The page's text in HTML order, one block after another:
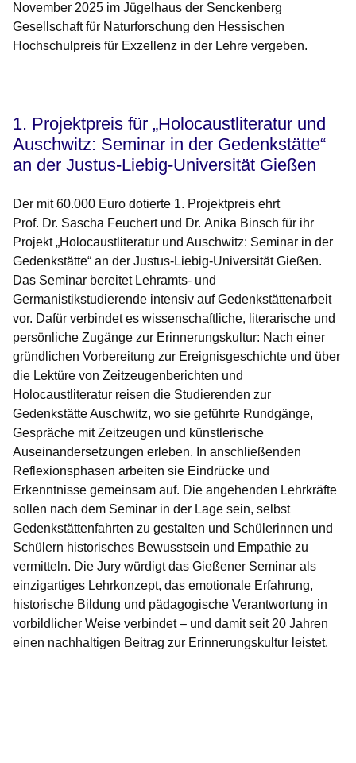
November 2025 im Jügelhaus der Senckenberg
Gesellschaft für Naturforschung den Hessischen
Hochschulpreis für Exzellenz in der Lehre vergeben.
1. Projektpreis für „Holocaustliteratur und
Auschwitz: Seminar in der Gedenkstätte“
an der Justus-Liebig-Universität Gießen
Der mit 60.000 Euro dotierte 1. Projektpreis ehrt
Prof. Dr. Sascha Feuchert und Dr. Anika Binsch für ihr
Projekt „Holocaustliteratur und Auschwitz: Seminar in der
Gedenkstätte“ an der Justus-Liebig-Universität Gießen.
Das Seminar bereitet Lehramts- und
Germanistikstudierende intensiv auf Gedenkstättenarbeit
vor. Dafür verbindet es wissenschaftliche, literarische und
persönliche Zugänge zur Erinnerungskultur: Nach einer
gründlichen Vorbereitung zur Ereignisgeschichte und über
die Lektüre von Zeitzeugenberichten und
Holocaustliteratur reisen die Studierenden zur
Gedenkstätte Auschwitz, wo sie geführte Rundgänge,
Gespräche mit Zeitzeugen und künstlerische
Auseinandersetzungen erleben. In anschließenden
Reflexionsphasen arbeiten sie Eindrücke und
Erkenntnisse gemeinsam auf. Die angehenden Lehrkräfte
sollen nach dem Seminar in der Lage sein, selbst
Gedenkstättenfahrten zu gestalten und Schülerinnen und
Schülern historisches Bewusstsein und Empathie zu
vermitteln. Die Jury würdigt das Gießener Seminar als
einzigartiges Lehrkonzept, das emotionale Erfahrung,
historische Bildung und pädagogische Verantwortung in
vorbildlicher Weise verbindet – und damit seit 20 Jahren
einen nachhaltigen Beitrag zur Erinnerungskultur leistet.